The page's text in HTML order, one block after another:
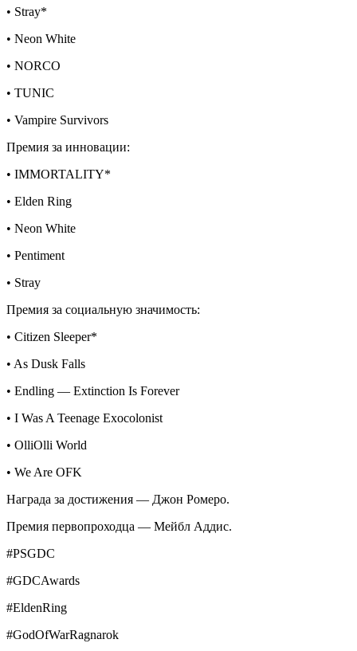
• Stray*
• Neon White
• NORCO
• TUNIC
• Vampire Survivors
Премия за инновации:
• IMMORTALITY*
• Elden Ring
• Neon White
• Pentiment
• Stray
Премия за социальную значимость:
• Citizen Sleeper*
• As Dusk Falls
• Endling — Extinction Is Forever
• I Was A Teenage Exocolonist
• OlliOlli World
• We Are OFK
Награда за достижения — Джон Ромеро.
Премия первопроходца — Мейбл Аддис.
#PSGDC
#GDCAwards
#EldenRing
#GodOfWarRagnarok